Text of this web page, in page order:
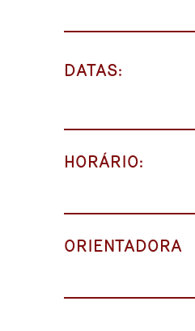
DATAS:
HORÁRIO:
ORIENTADORA